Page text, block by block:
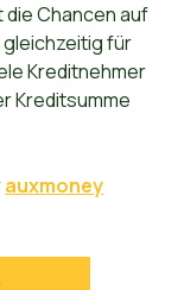
Chancen auf
für
Kreditnehmer
Kreditsumme
auxmoney